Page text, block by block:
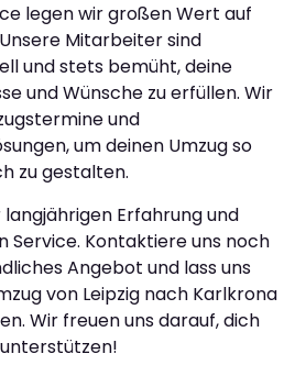
legen wir großen Wert auf
Mitarbeiter sind
und stets bemüht, deine
und Wünsche zu erfüllen. Wir
und
um deinen Umzug so
zu gestalten.
Erfahrung und
Service. Kontaktiere uns noch
Angebot und lass uns
von Leipzig nach Karlkrona
Wir freuen uns darauf, dich